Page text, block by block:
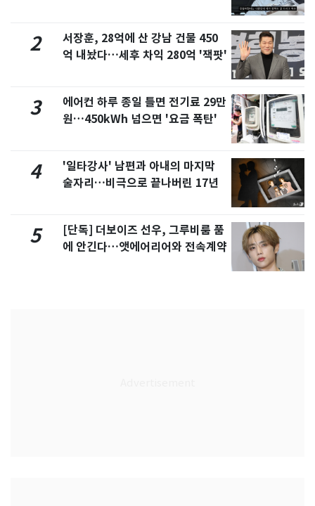
2
서장훈, 28억에 산 강남 건물 450
억 내놨다…세후 차익 280억 '잭팟'
3
에어컨 하루 종일 틀면 전기료 29만
원…450kWh 넘으면 '요금 폭탄'
4
'일타강사' 남편과 아내의 마지막
술자리…비극으로 끝나버린 17년
5
[단독] 더보이즈 선우, 그루비룸 품
에 안긴다…앳에어리어와 전속계약